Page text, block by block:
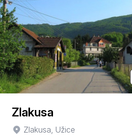
Zlakusa
Zlakusa, Užice